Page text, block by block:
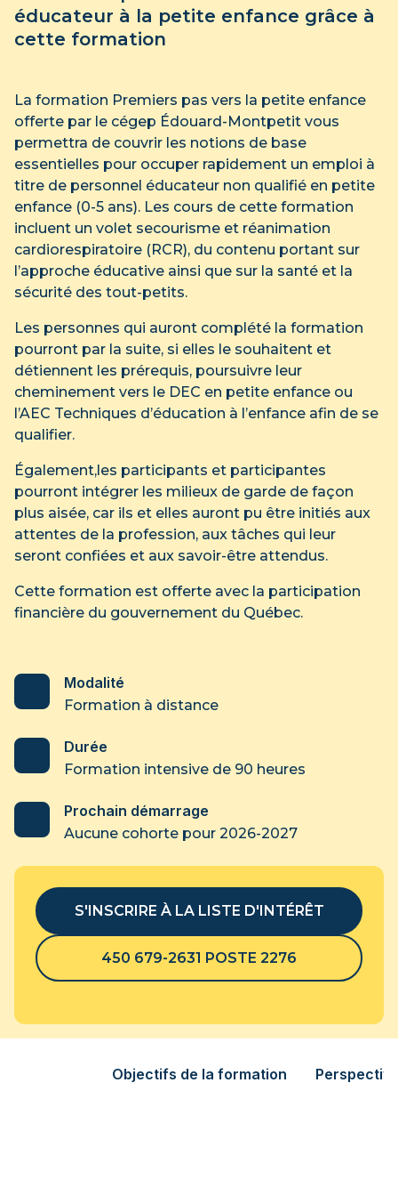
éducateur à la petite enfance grâce à
cette formation
La formation Premiers pas vers la petite enfance
offerte par le cégep Édouard-Montpetit vous
permettra de couvrir les notions de base
essentielles pour occuper rapidement un emploi à
titre de personnel éducateur non qualifié en petite
enfance (0-5 ans). Les cours de cette formation
incluent un volet secourisme et réanimation
cardiorespiratoire (RCR), du contenu portant sur
l’approche éducative ainsi que sur la santé et la
sécurité des tout-petits.
Les personnes qui auront complété la formation
pourront par la suite, si elles le souhaitent et
détiennent les prérequis, poursuivre leur
cheminement vers le DEC en petite enfance ou
l’AEC Techniques d’éducation à l’enfance afin de se
qualifier.
Également,les participants et participantes
pourront intégrer les milieux de garde de façon
plus aisée, car ils et elles auront pu être initiés aux
attentes de la profession, aux tâches qui leur
seront confiées et aux savoir-être attendus.
Cette formation est offerte avec la participation
financière du gouvernement du Québec.
Modalité
Formation à distance
Durée
Formation intensive de 90 heures
Prochain démarrage
Aucune cohorte pour 2026-2027
S'INSCRIRE À LA LISTE D'INTÉRÊT
450 679-2631 POSTE 2276
Objectifs de la formation